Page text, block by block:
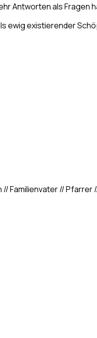
Antworten als Fragen
ewig existierender
Familienvater // Pfarrer